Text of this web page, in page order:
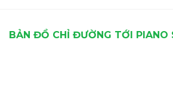
BẢN ĐỒ CHỈ ĐƯỜNG TỚI PIANO